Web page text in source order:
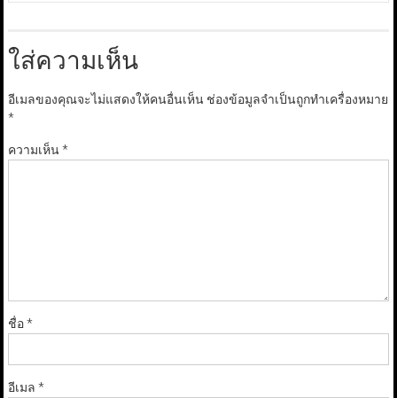
ใส่ความเห็น
อีเมลของคุณจะไม่แสดงให้คนอื่นเห็น ช่องข้อมูลจำเป็นถูกทำเครื่องหมาย
*
ความเห็น*
ชื่อ*
อีเมล *